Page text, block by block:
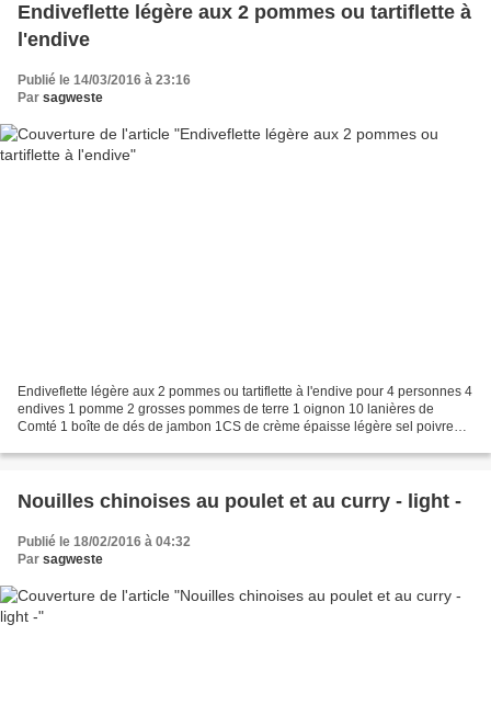
Endiveflette légère aux 2 pommes ou tartiflette à
l'endive
Publié le 14/03/2016 à 23:16
Par sagweste
Endiveflette légère aux 2 pommes ou tartiflette à l'endive pour 4 personnes 4
endives 1 pomme 2 grosses pommes de terre 1 oignon 10 lanières de
Comté 1 boîte de dés de jambon 1CS de crème épaisse légère sel poivre
Nouilles chinoises au poulet et au curry - light -
Publié le 18/02/2016 à 04:32
Par sagweste